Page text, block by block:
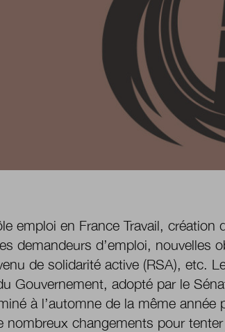
emploi en France Travail, création
demandeurs d’emploi, nouvelles
de solidarité active (RSA), etc.
Gouvernement, adopté par le
à l’automne de la même année
nombreux changements pour